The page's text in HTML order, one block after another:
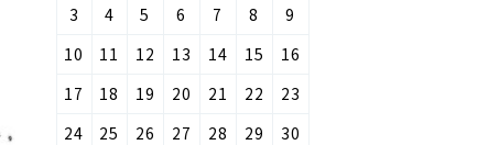
3
4 5 6 7 8
9
10
11 12 13 14 15
16
17
18 19 20 21 22
23
24
25 26 27 28 29
30